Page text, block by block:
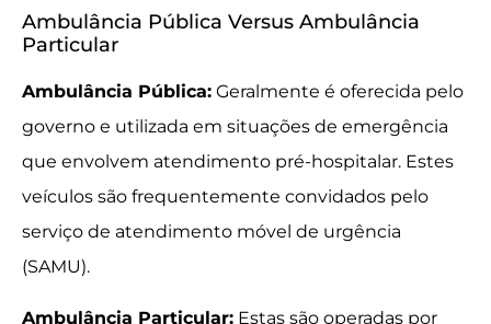
Ambulância Pública Versus Ambulância
Particular
Ambulância Pública: Geralmente é oferecida pelo
governo e utilizada em situações de emergência
que envolvem atendimento pré-hospitalar. Estes
veículos são frequentemente convidados pelo
serviço de atendimento móvel de urgência
(SAMU).
Ambulância Particular: Estas são operadas por